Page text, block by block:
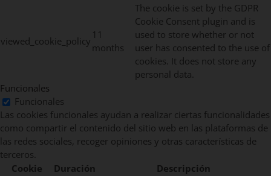
viewed_cookie_policy
11
months
The cookie is set by the GDPR
Cookie Consent plugin and is
used to store whether or not
user has consented to the use of
cookies. It does not store any
personal data.
Funcionales
Funcionales
Las cookies funcionales ayudan a realizar ciertas funcionalidades
como compartir el contenido del sitio web en las plataformas de
las redes sociales, recoger opiniones y otras características de
terceros.
Cookie
Duración Descripción